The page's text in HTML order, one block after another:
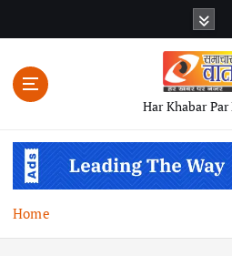
n
Har Khabar Par
Home